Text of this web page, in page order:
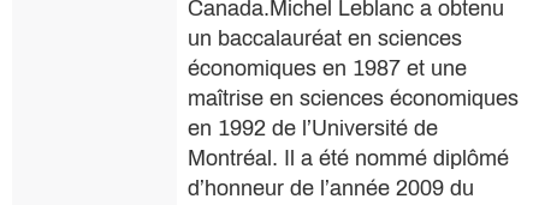
Canada.Michel Leblanc a obtenu
un baccalauréat en sciences
économiques en 1987 et une
maîtrise en sciences économiques
en 1992 de l’Université de
Montréal. Il a été nommé diplômé
d’honneur de l’année 2009 du